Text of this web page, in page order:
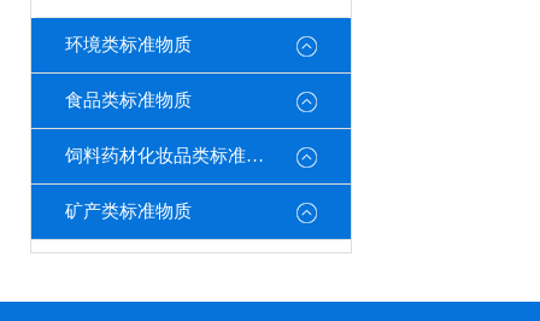
环境类标准物质
食品类标准物质
饲料药材化妆品类标准物质
矿产类标准物质